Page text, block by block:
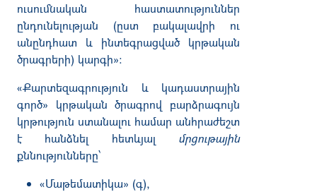
ուսումնական հաստատություններ
ընդունելության (ըստ բակալավրի ու
անընդհատ և ինտեգրացված կրթական
ծրագրերի) կարգի»։
«Քարտեզագրություն և կադաստրային
գործ» կրթական ծրագրով բարձրագույն
կրթություն ստանալու համար անհրաժեշտ
է հանձնել հետևյալ մրցութային
քննությունները՝
«Մաթեմատիկա» (գ),